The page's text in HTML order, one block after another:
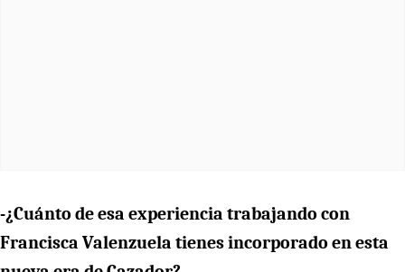
-¿Cuánto de esa experiencia trabajando con
Francisca Valenzuela tienes incorporado en esta